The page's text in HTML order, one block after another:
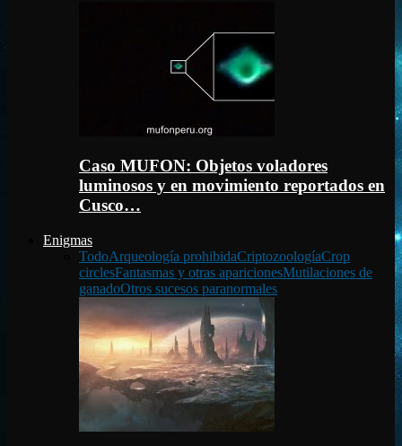
Caso MUFON: Objetos voladores
luminosos y en movimiento reportados en
Cusco…
Enigmas
TodoArqueología prohibidaCriptozoologíaCrop
circlesFantasmas y otras aparicionesMutilaciones de
ganadoOtros sucesos paranormales